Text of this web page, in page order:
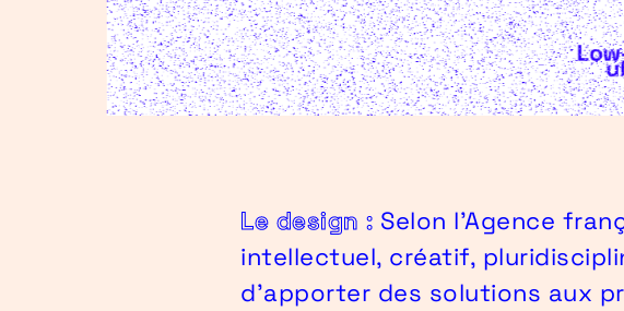
Le design : Selon l'Agence
intellectuel, créatif,
d'apporter des solutions aux